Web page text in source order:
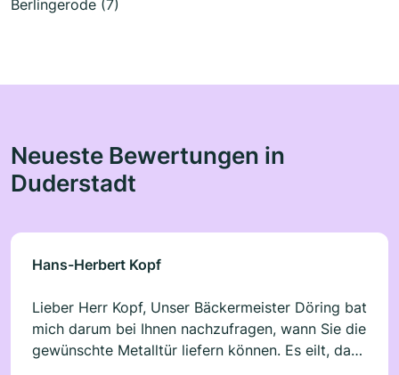
Berlingerode (7)
Neueste Bewertungen in
Duderstadt
Hans-Herbert Kopf
Lieber Herr Kopf, Unser Bäckermeister Döring bat
mich darum bei Ihnen nachzufragen, wann Sie die
gewünschte Metalltür liefern können. Es eilt, da